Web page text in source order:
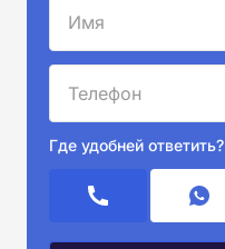
Где удобней ответить?